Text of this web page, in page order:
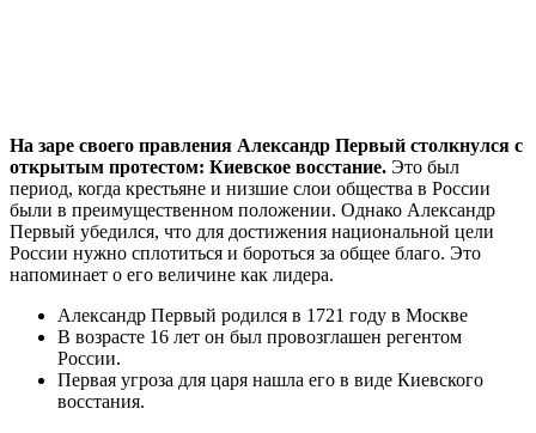
На заре своего правления Александр Первый столкнулся с
открытым протестом: Киевское восстание. Это был
период, когда крестьяне и низшие слои общества в России
были в преимущественном положении. Однако Александр
Первый убедился, что для достижения национальной цели
России нужно сплотиться и бороться за общее благо. Это
напоминает о его величине как лидера.
Александр Первый родился в 1721 году в Москве
В возрасте 16 лет он был провозглашен регентом
России.
Первая угроза для царя нашла его в виде Киевского
восстания.